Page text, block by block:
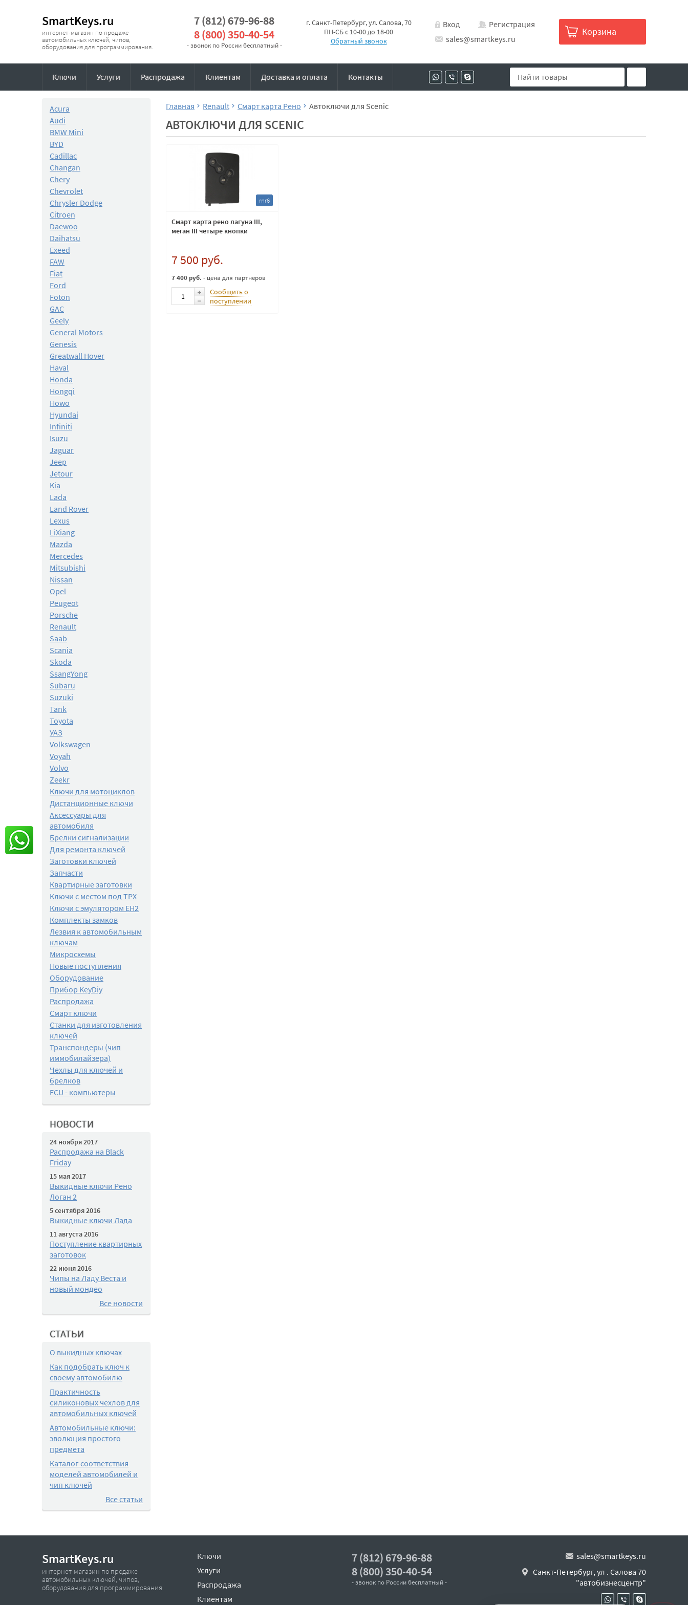
SmartKeys.ru
интернет-магазин по продаже
автомобильных ключей, чипов,
оборудования для программирования.
7 (812) 679-96-88
8 (800) 350-40-54
- звонок по России бесплатный -
г. Санкт-Петербург, ул. Салова, 70
ПН-СБ с 10-00 до 18-00
Обратный звонок
Вход
Регистрация
sales@smartkeys.ru
Корзина
Ключи Услуги Распродажа Клиентам Доставка и оплата Контакты
Acura
Audi
BMW Mini
BYD
Cadillac
Changan
Chery
Chevrolet
Chrysler Dodge
Citroen
Daewoo
Daihatsu
Exeed
FAW
Fiat
Ford
Foton
GAC
Geely
General Motors
Genesis
Greatwall Hover
Haval
Honda
Hongqi
Howo
Hyundai
Infiniti
Isuzu
Jaguar
Jeep
Jetour
Kia
Lada
Land Rover
Lexus
LiXiang
Mazda
Mercedes
Mitsubishi
Nissan
Opel
Peugeot
Porsche
Renault
Saab
Scania
Skoda
SsangYong
Subaru
Suzuki
Tank
Toyota
УАЗ
Volkswagen
Voyah
Volvo
Zeekr
Ключи для мотоциклов
Дистанционные ключи
Аксессуары для
автомобиля
Брелки сигнализации
Для ремонта ключей
Заготовки ключей
Запчасти
Квартирные заготовки
Ключи с местом под TPX
Ключи с эмулятором EH2
Комплекты замков
Лезвия к автомобильным
ключам
Микросхемы
Новые поступления
Оборудование
Прибор KeyDiy
Распродажа
Смарт ключи
Станки для изготовления
ключей
Транспондеры (чип
иммобилайзера)
Чехлы для ключей и
брелков
ECU - компьютеры
НОВОСТИ
24 ноября 2017
Распродажа на Black
Friday
15 мая 2017
Выкидные ключи Рено
Логан 2
5 сентября 2016
Выкидные ключи Лада
11 августа 2016
Поступление квартирных
заготовок
22 июня 2016
Чипы на Ладу Веста и
новый мондео
Все новости
СТАТЬИ
О выкидных ключах
Как подобрать ключ к
своему автомобилю
Практичность
силиконовых чехлов для
автомобильных ключей
Автомобильные ключи:
эволюция простого
предмета
Каталог соответствия
моделей автомобилей и
чип ключей
Все статьи
Главная Renault Смарт карта Рено Автоключи для Scenic
АВТОКЛЮЧИ ДЛЯ SCENIC
rnr6
Смарт карта рено лагуна III,
меган III четыре кнопки
7 500 руб.
7 400 руб. - цена для партнеров
Сообщить о
поступлении
SmartKeys.ru
интернет-магазин по продаже
автомобильных ключей, чипов,
оборудования для программирования.
Ключи
Услуги
Распродажа
Клиентам
7 (812) 679-96-88
8 (800) 350-40-54
- звонок по России бесплатный -
sales@smartkeys.ru
Санкт-Петербург, ул . Салова 70
"автобизнесцентр"